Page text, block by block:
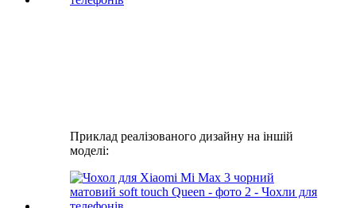
Приклад реалізованого дизайну на іншій
моделі: